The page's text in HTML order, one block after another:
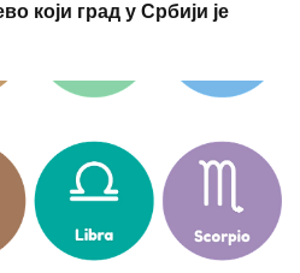
који град у Србији је